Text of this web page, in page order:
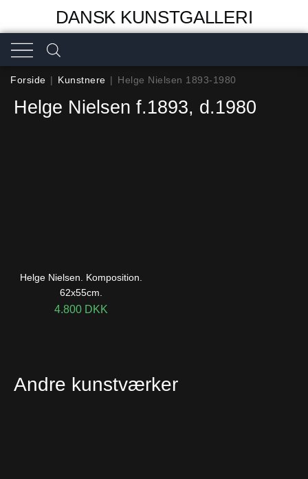
DANSK KUNSTGALLERI
Forside | Kunstnere | Helge Nielsen 1893-1980
Helge Nielsen f.1893, d.1980
Helge Nielsen. Komposition.
62x55cm.
4.800 DKK
Andre kunstværker